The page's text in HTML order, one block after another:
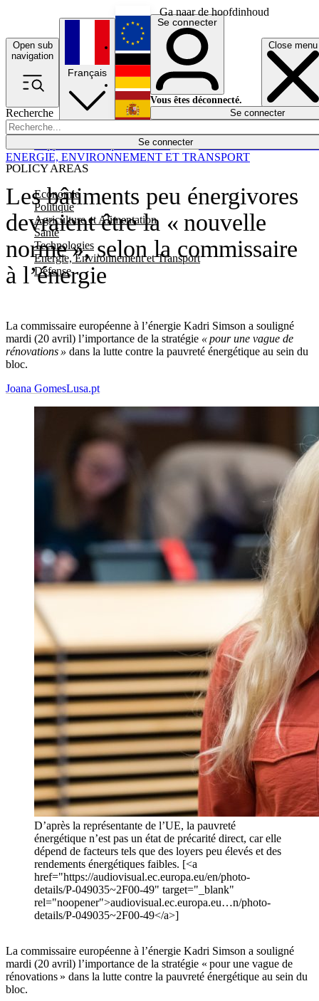
Ga naar de hoofdinhoud
Open sub
navigation
Close menu
Recherche
Se connecter
POLICY AREAS
Economie
Politique
Agriculture et Alimentation
Santé
Technologies
Energie, Environnement et Transport
Défense
Économie
Français
English
Deutsch
Español
Se connecter
Vous êtes déconnecté.
Se connecter
Les bâtiments peu énergivores
devraient être la « nouvelle
norme », selon la commissaire
à l’énergie
La commissaire européenne à l’énergie Kadri Simson a souligné
mardi (20 avril) l’importance de la stratégie « pour une vague de
rénovations » dans la lutte contre la pauvreté énergétique au sein du
bloc.
ENERGIE, ENVIRONNEMENT ET TRANSPORT
Joana GomesLusa.pt
D’après la représentante de l’UE, la pauvreté
énergétique n’est pas un état de précarité direct, car elle
dépend de facteurs tels que des loyers peu élevés et des
rendements énergétiques faibles. [<a
href="https://audiovisual.ec.europa.eu/en/photo-
details/P-049035~2F00-49" target="_blank"
rel="noopener">audiovisual.ec.europa.eu…n/photo-
details/P-049035~2F00-49</a>]
La commissaire européenne à l’énergie Kadri Simson a souligné
mardi (20 avril) l’importance de la stratégie « pour une vague de
rénovations » dans la lutte contre la pauvreté énergétique au sein du
bloc.